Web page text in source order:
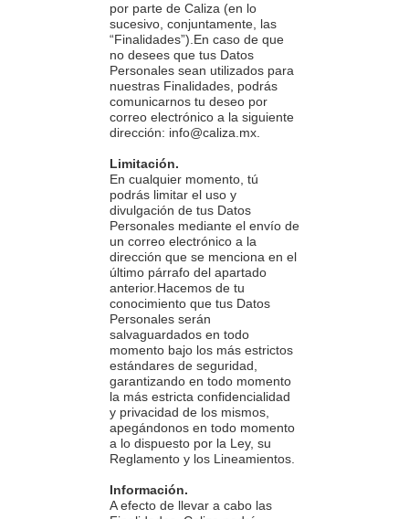
por parte de Caliza (en lo
sucesivo, conjuntamente, las
“Finalidades”).En caso de que
no desees que tus Datos
Personales sean utilizados para
nuestras Finalidades, podrás
comunicarnos tu deseo por
correo electrónico a la siguiente
dirección: info@caliza.mx.
Limitación.
En cualquier momento, tú
podrás limitar el uso y
divulgación de tus Datos
Personales mediante el envío de
un correo electrónico a la
dirección que se menciona en el
último párrafo del apartado
anterior.Hacemos de tu
conocimiento que tus Datos
Personales serán
salvaguardados en todo
momento bajo los más estrictos
estándares de seguridad,
garantizando en todo momento
la más estricta confidencialidad
y privacidad de los mismos,
apegándonos en todo momento
a lo dispuesto por la Ley, su
Reglamento y los Lineamientos.
Información.
A efecto de llevar a cabo las